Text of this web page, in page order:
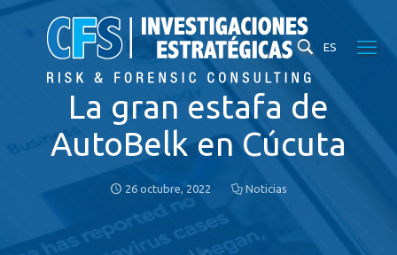
ES
La gran estafa de
AutoBelk en Cúcuta
26 octubre, 2022 Noticias